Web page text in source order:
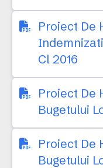
Proiect De
Cl 2016
Proiect De
Bugetului
Proiect De
Bugetului